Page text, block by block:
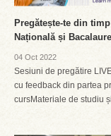
Pregătește-te din
Națională și
04 Oct 2022
Sesiuni de pregătire
cu feedback din partea
cursMateriale de studiu